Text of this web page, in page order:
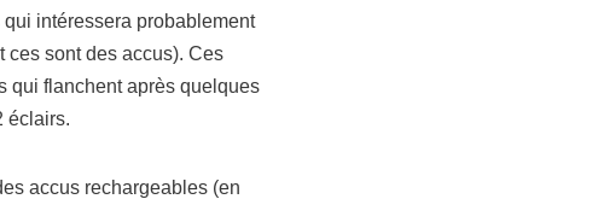
intéressera probablement
ces sont des accus). Ces
qui flanchent après quelques
éclairs.
accus rechargeables (en